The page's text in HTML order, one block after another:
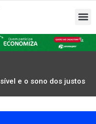
e o sono dos justos